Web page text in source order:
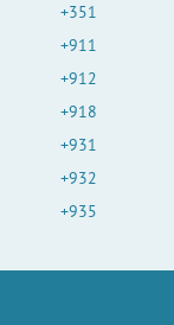
+351
+911
+912
+918
+931
+932
+935